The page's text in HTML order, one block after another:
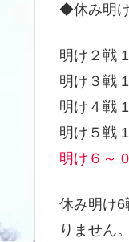
◆休み明
明け２戦
明け３戦
明け４戦
明け５戦
明け６～
休み明け6
りません